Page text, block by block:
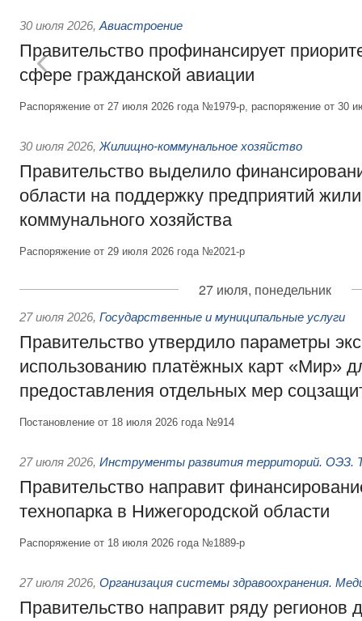
30 июля 2026, Авиастроение
Правительство профинансирует
сфере гражданской авиации
Распоряжение от 27 июля 2026 года №1979-р, распоряжение от 30
30 июля 2026, Жилищно-коммунальное хозяйство
Правительство выделило
области на поддержку предприятий
коммунального хозяйства
Распоряжение от 29 июля 2026 года №2021-р
27 июля, понедельник
27 июля 2026, Государственные и муниципальные услуги
Правительство утвердило параметры
использованию платёжных карт «Мир»
предоставления отдельных мер
Постановление от 18 июля 2026 года №914
27 июля 2026, Инструменты развития территорий. ОЭЗ.
Правительство направит
технопарка в Нижегородской области
Распоряжение от 18 июля 2026 года №1889-р
27 июля 2026, Организация системы здравоохранения.
Правительство направит ряду регионов